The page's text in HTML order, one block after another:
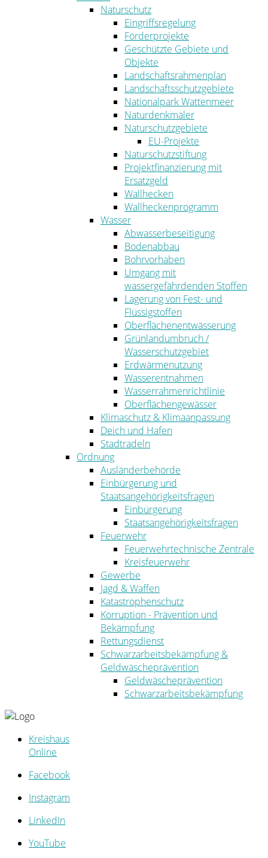
Naturschutz
Eingriffsregelung
Förderprojekte
Geschützte Gebiete und
Objekte
Landschaftsrahmenplan
Landschaftsschutzgebiete
Nationalpark Wattenmeer
Naturdenkmäler
Naturschutzgebiete
EU-Projekte
Naturschutzstiftung
Projektfinanzierung mit
Ersatzgeld
Wallhecken
Wallheckenprogramm
Wasser
Abwasserbeseitigung
Bodenabbau
Bohrvorhaben
Umgang mit
wassergefährdenden Stoffen
Lagerung von Fest- und
Flüssigstoffen
Oberflächenentwässerung
Grünlandumbruch /
Wasserschutzgebiet
Erdwärmenutzung
Wasserentnahmen
Wasserrahmenrichtlinie
Oberflächengewässer
Klimaschutz & Klimaanpassung
Deich und Hafen
Stadtradeln
Ordnung
Ausländerbehörde
Einbürgerung und
Staatsangehörigkeitsfragen
Einbürgerung
Staatsangehörigkeitsfragen
Feuerwehr
Feuerwehrtechnische Zentrale
Kreisfeuerwehr
Gewerbe
Jagd & Waffen
Katastrophenschutz
Korruption - Prävention und
Bekämpfung
Rettungsdienst
Schwarzarbeitsbekämpfung &
Geldwäscheprävention
Geldwäscheprävention
Schwarzarbeitsbekämpfung
Kreishaus
Online
Facebook
Instagram
LinkedIn
YouTube